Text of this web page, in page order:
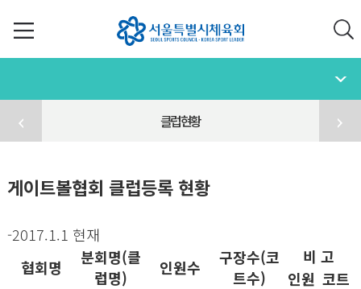
클럽 현황
게이트볼협회 클럽등록 현황
-2017.1.1 현재
협회명
분회명(클
럽명)
인원수
구장수(코
트수)
비 고
인원 코트